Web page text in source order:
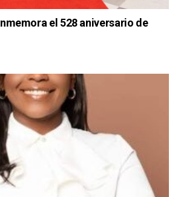
el 528 aniversario de